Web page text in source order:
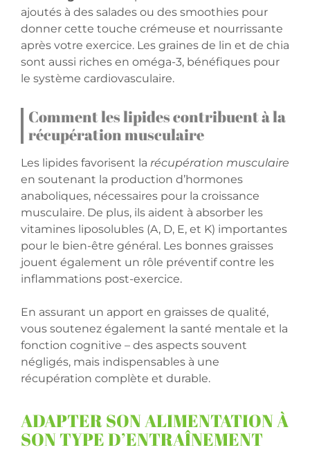
ajoutés à des salades ou des smoothies pour
donner cette touche crémeuse et nourrissante
après votre exercice. Les graines de lin et de chia
sont aussi riches en oméga-3, bénéfiques pour
le système cardiovasculaire.
Comment les lipides contribuent à la
récupération musculaire
Les lipides favorisent la récupération musculaire
en soutenant la production d’hormones
anaboliques, nécessaires pour la croissance
musculaire. De plus, ils aident à absorber les
vitamines liposolubles (A, D, E, et K) importantes
pour le bien-être général. Les bonnes graisses
jouent également un rôle préventif contre les
inflammations post-exercice.
En assurant un apport en graisses de qualité,
vous soutenez également la santé mentale et la
fonction cognitive – des aspects souvent
négligés, mais indispensables à une
récupération complète et durable.
ADAPTER SON ALIMENTATION À
SON TYPE D’ENTRAÎNEMENT